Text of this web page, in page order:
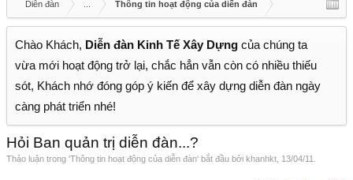
Diễn đàn Thông tin hoạt động của diễn đàn
Chào Khách, Diễn đàn Kinh Tế Xây Dựng của chúng ta
vừa mới hoạt động trở lại, chắc hẳn vẫn còn có nhiều thiếu
sót, Khách nhớ đóng góp ý kiến để xây dựng diễn đàn ngày
càng phát triển nhé!
Hỏi Ban quản trị diễn đàn...?
Thảo luận trong 'Thông tin hoạt động của diễn đàn' bắt đầu bởi khanhkt 13/04/11